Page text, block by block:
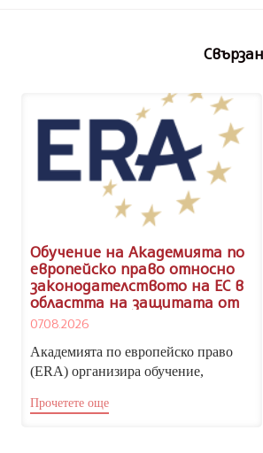
Обучение на Академията по
европейско право относно
законодателството на ЕС в
областта на защитата от
дискриминация
07.08.2026
Академията по европейско право
(ERA) организира обучение,
Европейския съюз в областта...
Прочетете още